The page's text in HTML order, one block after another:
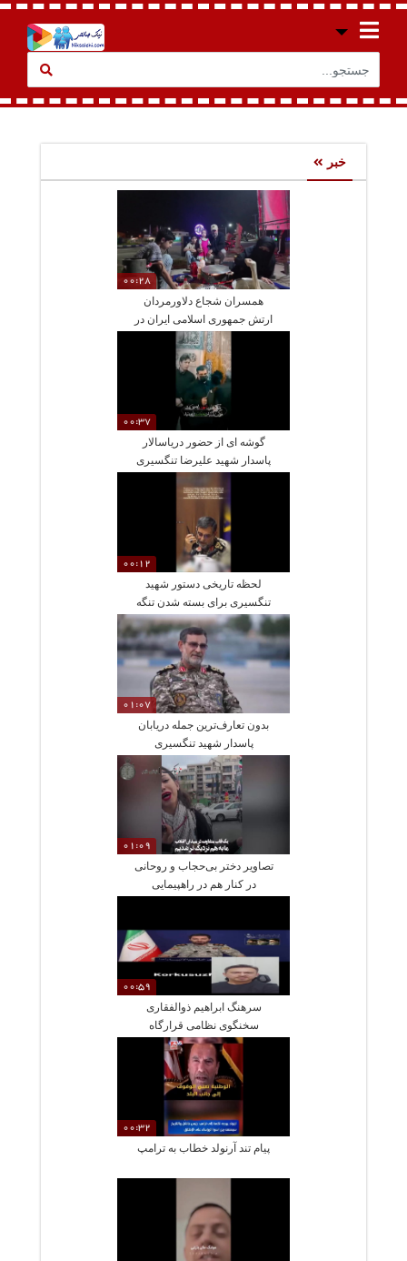
خبر
00:28
همسران شجاع دلاورمردان
ارتش جمهوری اسلامی ایران در
خط مقدم جنگ هستند
00:37
گوشه ای از حضور دریاسالار
پاسدار شهید علیرضا تنگسیری
رضا(ع)
00:12
لحظه تاریخی دستور شهید
تنگسیری برای بسته شدن تنگه
هرمز
01:07
بدون تعارف‌ترین جمله دریابان
پاسدار شهید تنگسیری
01:09
تصاویر دختر بی‌حجاب و روحانی
در کنار هم در راهپیمایی
00:59
سرهنگ ابراهیم ذوالفقاری
سخنگوی نظامی قرارگاه
خاتم‌الانبیاء
00:32
پیام تند آرنولد خطاب به ترامپ